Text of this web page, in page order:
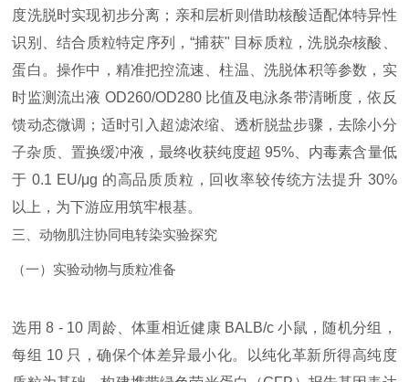
度洗脱时实现初步分离；亲和层析则借助核酸适配体特异性
识别、结合质粒特定序列，“捕获" 目标质粒，洗脱杂核酸、
蛋白。操作中，精准把控流速、柱温、洗脱体积等参数，实
时监测流出液 OD260/OD280 比值及电泳条带清晰度，依反
馈动态微调；适时引入超滤浓缩、透析脱盐步骤，去除小分
子杂质、置换缓冲液，最终收获纯度超 95%、内毒素含量低
于 0.1 EU/μg 的高品质质粒，回收率较传统方法提升 30%
以上，为下游应用筑牢根基。
三、动物肌注协同电转染实验探究
（一）实验动物与质粒准备
选用 8 - 10 周龄、体重相近健康 BALB/c 小鼠，随机分组，
每组 10 只，确保个体差异最小化。以纯化革新所得高纯度